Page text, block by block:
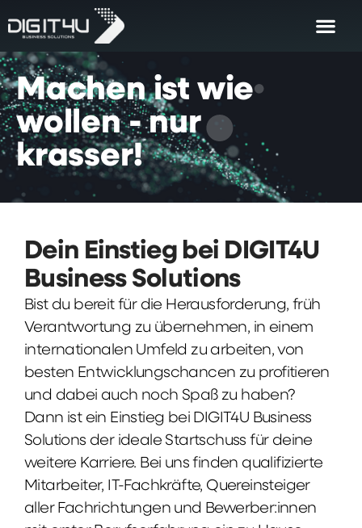
Machen ist wie
wollen - nur
krasser!
Dein Einstieg bei DIGIT4U
Business Solutions
Bist du bereit für die Herausforderung, früh
Verantwortung zu übernehmen, in einem
internationalen Umfeld zu arbeiten, von
besten Entwicklungschancen zu profitieren
und dabei auch noch Spaß zu haben?
Dann ist ein Einstieg bei DIGIT4U Business
Solutions der ideale Startschuss für deine
weitere Karriere. Bei uns finden qualifizierte
Mitarbeiter, IT-Fachkräfte, Quereinsteiger
aller Fachrichtungen und Bewerber:innen